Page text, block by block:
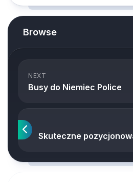
Browse
NEXT
Busy do Niemiec Police
Skuteczne